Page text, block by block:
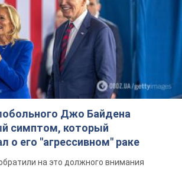
Джо Байдена
симптом, который
о его "агрессивном" раке
на это должного внимания